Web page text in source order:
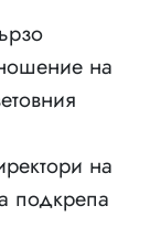
на
на
подкрепа